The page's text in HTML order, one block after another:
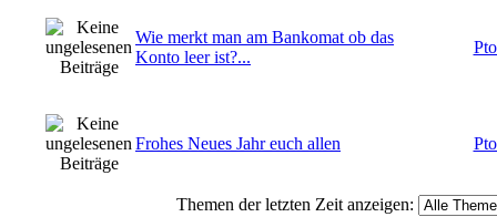
Wie merkt man am Bankomat ob das
Konto leer ist?...
Frohes Neues Jahr euch allen
Themen der letzten Zeit anzeigen: